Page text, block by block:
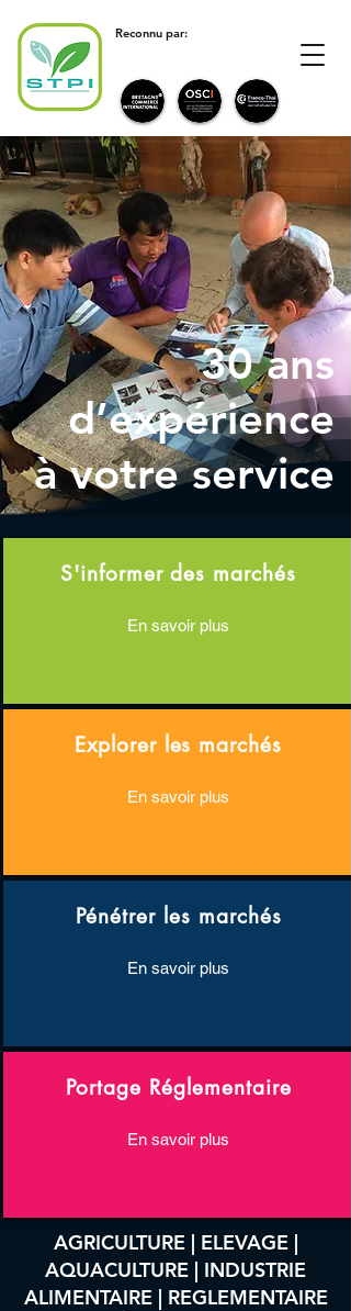
Reconnu par:
30 ans
d’expérience
à votre service
S'informer des marchés
En savoir plus
Explorer les marchés
En savoir plus
Pénétrer les marchés
En savoir plus
Portage Réglementaire
En savoir plus
AGRICULTURE | ELEVAGE |
AQUACULTURE | INDUSTRIE
ALIMENTAIRE | REGLEMENTAIRE